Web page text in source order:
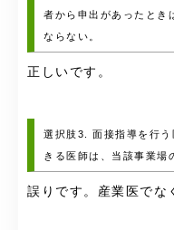
者から申出があったとき
ならない。
正しいです。
選択肢3. 面接指導を行
きる医師は、当該事業場
誤りです。産業医でな